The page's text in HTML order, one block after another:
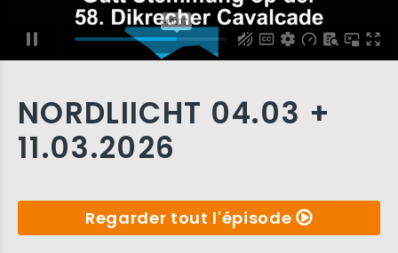
NORDLIICHT 04.03 +
11.03.2026
Regarder tout l'épisode